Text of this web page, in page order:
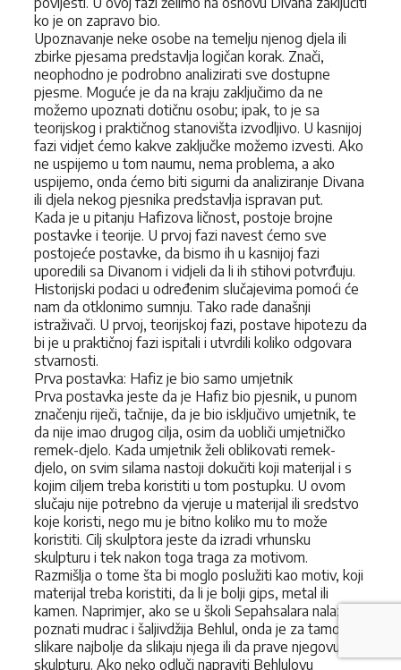
ko je on zapravo bio.
Upoznavanje neke osobe na temelju njenog djela ili
zbirke pjesama predstavlja logičan korak. Znači,
neophodno je podrobno analizirati sve dostupne
pjesme. Moguće je da na kraju zaključimo da ne
možemo upoznati dotičnu osobu; ipak, to je sa
teorijskog i praktičnog stanovišta izvodljivo. U kasnijoj
fazi vidjet ćemo kakve zaključke možemo izvesti. Ako
ne uspijemo u tom naumu, nema problema, a ako
uspijemo, onda ćemo biti sigurni da analiziranje Divana
ili djela nekog pjesnika predstavlja ispravan put.
Kada je u pitanju Hafizova ličnost, postoje brojne
postavke i teorije. U prvoj fazi navest ćemo sve
postojeće postavke, da bismo ih u kasnijoj fazi
uporedili sa Divanom i vidjeli da li ih stihovi potvrđuju.
Historijski podaci u određenim slučajevima pomoći će
nam da otklonimo sumnju. Tako rade današnji
istraživači. U prvoj, teorijskoj fazi, postave hipotezu da
bi je u praktičnoj fazi ispitali i utvrdili koliko odgovara
stvarnosti.
Prva postavka: Hafiz je bio samo umjetnik
Prva postavka jeste da je Hafiz bio pjesnik, u punom
značenju riječi, tačnije, da je bio isključivo umjetnik, te
da nije imao drugog cilja, osim da uobliči umjetničko
remek-djelo. Kada umjetnik želi oblikovati remek-
djelo, on svim silama nastoji dokučiti koji materijal i s
kojim ciljem treba koristiti u tom postupku. U ovom
slučaju nije potrebno da vjeruje u materijal ili sredstvo
koje koristi, nego mu je bitno koliko mu to može
koristiti. Cilj skulptora jeste da izradi vrhunsku
skulpturu i tek nakon toga traga za motivom.
Razmišlja o tome šta bi moglo poslužiti kao motiv, koji
materijal treba koristiti, da li je bolji gips, metal ili
kamen. Naprimjer, ako se u školi Sepahsalara nalazi
poznati mudrac i šaljivdžija Behlul, onda je za tamošnje
slikare najbolje da slikaju njega ili da prave njegovu
skulpturu. Ako neko odluči napraviti Behlulovu